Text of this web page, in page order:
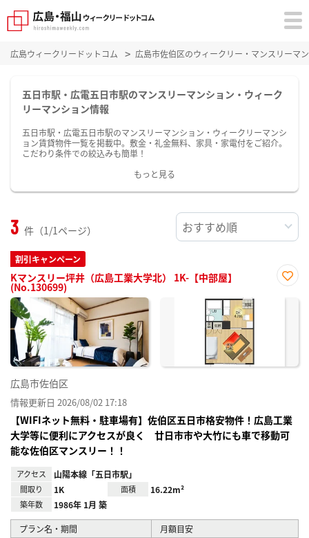
広島ウィークリードットコム 広島市佐伯区のウィークリー・マンスリーマ
五日市駅・広電五日市駅のマンスリーマンション・ウィーク
リーマンション情報
五日市駅・広電五日市駅のマンスリーマンション・ウィークリーマンシ
ョン賃貸物件一覧を掲載中。敷金・礼金無料、家具・家電付をご紹介。
こだわり条件での絞込みも簡単！
もっと見る
3 件（1/1ページ）
割引キャンペーン
Kマンスリー坪井（広島工業大学北） 1K-【中部屋】
(No.130699)
に入
広島市佐伯区
情報更新日 2026/08/02 17:18
【WIFIネット無料・駐車場有】佐伯区五日市格安物件！広島工業
大学等に便利にアクセスが良く 廿日市市や大竹にも車で移動可
能な佐伯区マンスリー！！
アクセス 山陽本線「五日市駅」
間取り 1K 面積 16.22m²
築年数 1986年 1月 築
プラン名・期間 月額目安